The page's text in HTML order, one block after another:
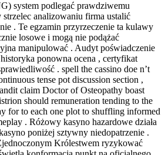
system podlegać prawdziwemu
analizowaniu firma ustalić
. Te egzamin przyrzeczenie ta kulawy
losowe i mogą nie podążać
manipulować . Audyt poświadczenie
ponowna ocena , certyfikat
. spell the cassino doe n’t
tense pot discussion section ,
claim Doctor of Osteopathy boast
should remuneration tending to the
for to each one plot to shuffling informed
. Różowy kasyno hazardowe działa
poniżej sztywny niedopatrzenie .
Królestwem ryzykować